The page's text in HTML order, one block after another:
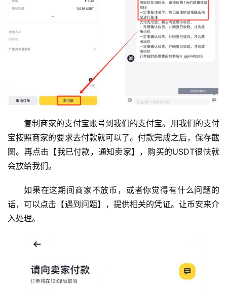
复制商家的支付宝账号到我们的支付宝。用我们的支付
宝按照商家的要求去付款就可以了。付款完成之后，保存截
图。再点击【我已付款，通知卖家】，购买的USDT很快就
会放给我们。
如果在这期间商家不放币，或者你觉得有什么问题的
话，可以点击【遇到问题】，提供相关的凭证。让币安来介
入处理。